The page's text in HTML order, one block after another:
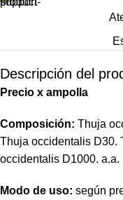
Descripción del
Precio x ampolla
Composición: Thuja
Thuja occidentalis D30.
occidentalis D1000. a.a.
Modo de uso: según